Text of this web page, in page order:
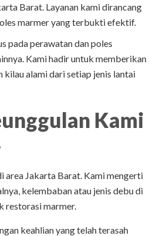
Barat. Layanan kami dirancang
marmer yang terbukti efektif.
pada perawatan dan poles
Kami hadir untuk memberikan
kilau alami dari setiap jenis lantai
Kami
area Jakarta Barat. Kami mengerti
kelembaban atau jenis debu di
restorasi marmer.
keahlian yang telah terasah